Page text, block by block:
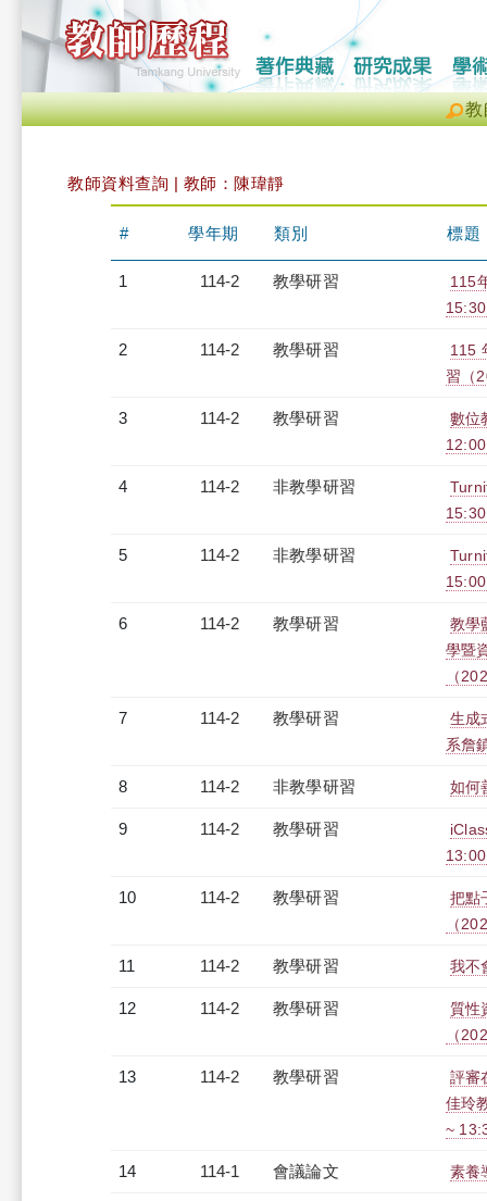
教
教師資料查詢 | 教師：陳瑋靜
# 學年期 類別 標題
1 114-2 教學研習
115
2 114-2 教學研習
115
習（
3 114-2 教學研習
數位
4 114-2 非教學研習
5 114-2 非教學研習
6 114-2 教學研習
教學
學暨
（
7 114-2 教學研習
生成
系詹
8 114-2 非教學研習 如何
9 114-2 教學研習
10 114-2 教學研習
把點
（
11 114-2 教學研習 我不
12 114-2 教學研習
質性
（
13 114-2 教學研習
評審
佳玲
~
14 114-1 會議論文 素養